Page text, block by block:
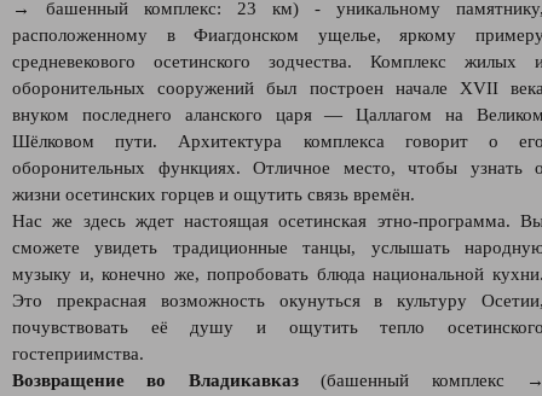
→ башенный комплекс: 23 км) - уникальному
расположенному в Фиагдонском ущелье, яркому
средневекового осетинского зодчества. Комплекс жилых
оборонительных сооружений был построен начале XVII
внуком последнего аланского царя — Цаллагом на
Шёлковом пути. Архитектура комплекса говорит о
оборонительных функциях. Отличное место, чтобы узнать
жизни осетинских горцев и ощутить связь времён.
Нас же здесь ждет настоящая осетинская этно-программа.
сможете увидеть традиционные танцы, услышать
музыку и, конечно же, попробовать блюда национальной
Это прекрасная возможность окунуться в культуру
почувствовать её душу и ощутить тепло
гостеприимства.
Возвращение во Владикавказ(башенный комплекс